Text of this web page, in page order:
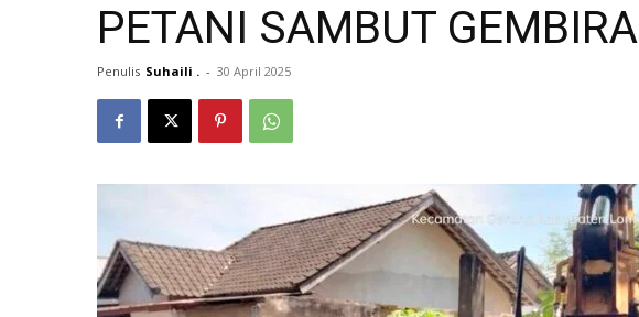
PETANI SAMBUT GEMBIRA
Penulis Suhaili . - 30 April 2025